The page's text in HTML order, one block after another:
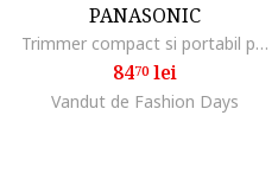
PANASONIC
Trimmer compact si portabil pentru corp ES-WR51, cap pivotant flexibil si delicat cu pielea, lame otel inoxidabil si rotunjite pe margini, roz
8470lei
Vandut de Fashion Days